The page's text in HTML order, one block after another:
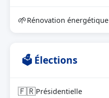
🌱Rénovation énergétique
🗳 Élections
🇫🇷Présidentielle